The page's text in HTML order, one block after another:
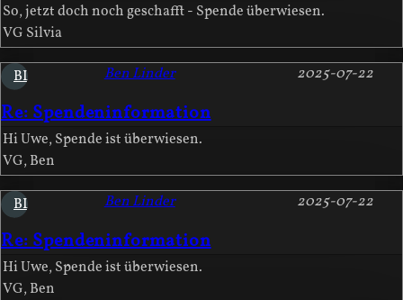
So, jetzt doch noch geschafft - Spende überwiesen.
VG Silvia
BL
Re: Spendeninformation
2025-07-22
Ben Linder
Hi Uwe, Spende ist überwiesen.
VG, Ben
BL
Re: Spendeninformation
2025-07-22
Ben Linder
Hi Uwe, Spende ist überwiesen.
VG, Ben